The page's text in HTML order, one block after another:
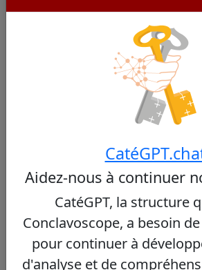
George Jacob Koovakad
Cardinal indien, connu pour son
approche équilibrée entre
et engagement social modéré.
Voir le profil
Anthony Poola
Aidez-nous à continuer
CatéGPT, la structure
Conclavoscope, a besoin
pour continuer à
d'analyse et de